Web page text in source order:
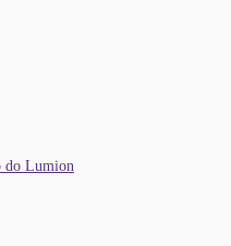
do Lumion